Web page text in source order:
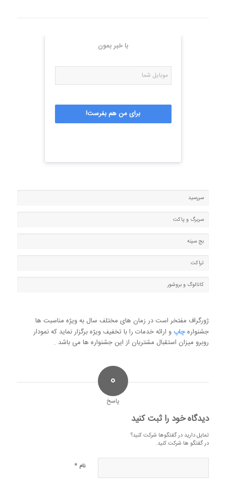
با خبر بمون
برای من هم بفرست!
سررسید
سربرگ و پاکت
بج سینه
تراکت
کاتالوگ و بروشور
ژورگراف مفتخر است در زمان های مختلف سال به ویژه مناسبت ها
جشنوارهچاپ و ارائه خدمات را با تخفیف ویژه برگزار نماید که نمودار
روبرو میزان استقبال مشتریان از این جشنواره ها می باشد .
0
پاسخ
دیدگاه خود را ثبت کنید
تمایل دارید در گفتگوها شرکت کنید؟
در گفتگو ها شرکت کنید.
نام *